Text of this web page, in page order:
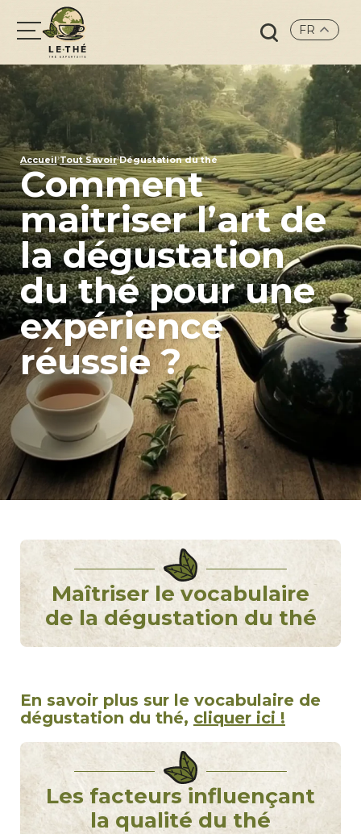
Search
for:
FR
Accueil›Tout Savoir›Dégustation du thé
Comment
maitriser l’art de
la dégustation
du thé pour une
expérience
réussie ?
Maîtriser le vocabulaire
de la dégustation du thé
En savoir plus sur le vocabulaire de
dégustation du thé, cliquer ici !
Les facteurs influençant
la qualité du thé